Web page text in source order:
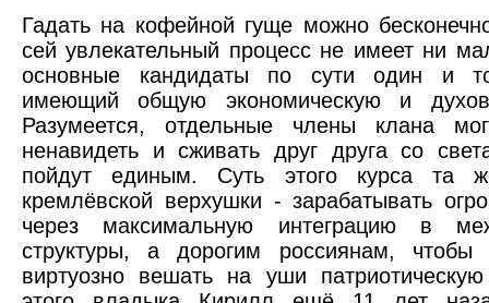
Гадать на кофейной гуще можно
сей увлекательный процесс не имеет ни
основные кандидаты по сути один и
имеющий общую экономическую и
Разумеется, отдельные члены клана
ненавидеть и сживать друг друга со
пойдут единым. Суть этого курса та
кремлёвской верхушки - зарабатывать
через максимальную интеграцию в
структуры, а дорогим россиянам, чтобы
виртуозно вешать на уши